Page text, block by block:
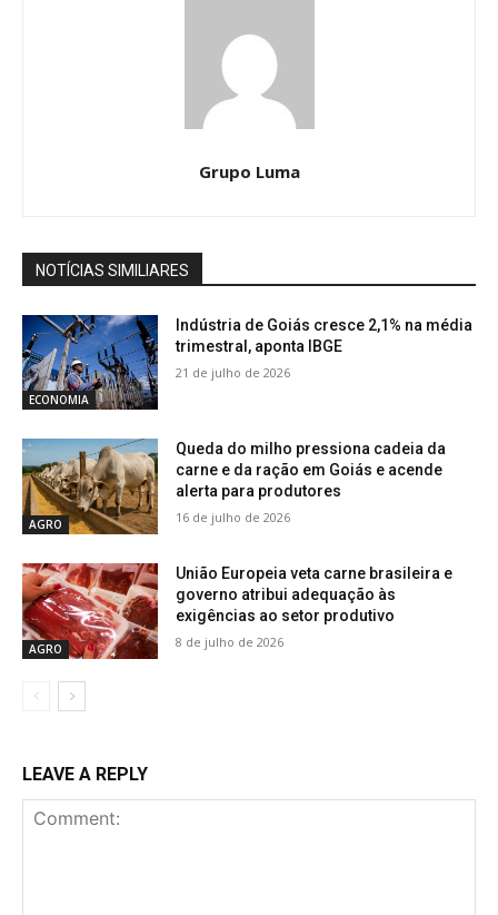
Grupo Luma
NOTÍCIAS SIMILIARES
ECONOMIA
Indústria de Goiás cresce 2,1% na média
trimestral, aponta IBGE
21 de julho de 2026
AGRO
Queda do milho pressiona cadeia da
carne e da ração em Goiás e acende
alerta para produtores
16 de julho de 2026
AGRO
União Europeia veta carne brasileira e
governo atribui adequação às
exigências ao setor produtivo
8 de julho de 2026
LEAVE A REPLY